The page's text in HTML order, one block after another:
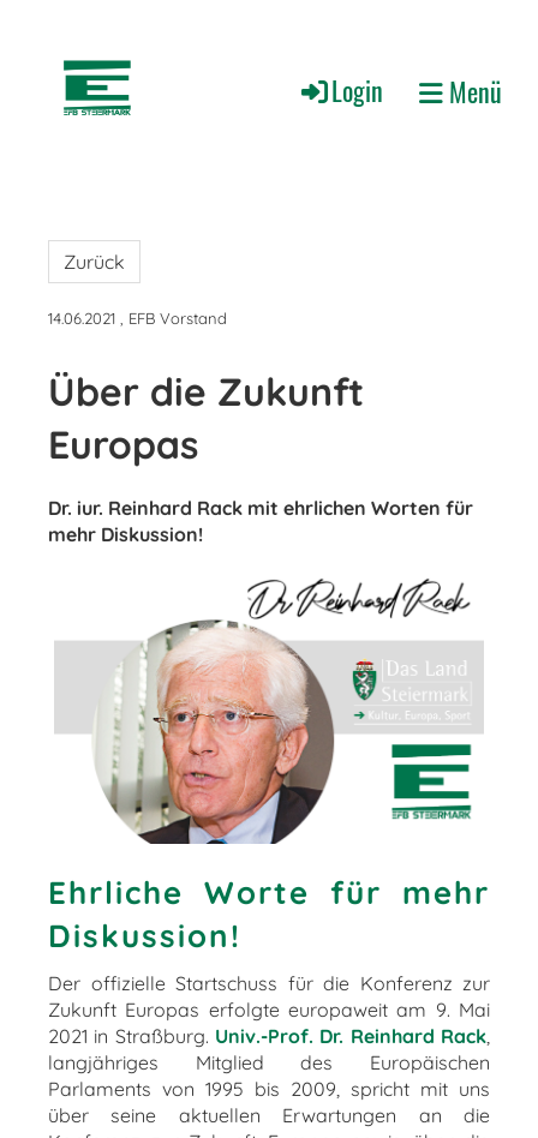
Login Menü
Zurück
14.06.2021 , EFB Vorstand
Über die Zukunft
Europas
Dr. iur. Reinhard Rack mit ehrlichen Worten für
mehr Diskussion!
Ehrliche Worte für mehr
Diskussion!
Der offizielle Startschuss für die Konferenz zur
Zukunft Europas erfolgte europaweit am 9. Mai
2021 in Straßburg. Univ.-Prof. Dr. Reinhard Rack,
langjähriges Mitglied des Europäischen
Parlaments von 1995 bis 2009, spricht mit uns
über seine aktuellen Erwartungen an die